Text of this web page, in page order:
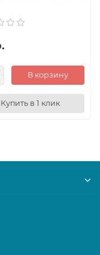
В корзину
Купить в 1 клик